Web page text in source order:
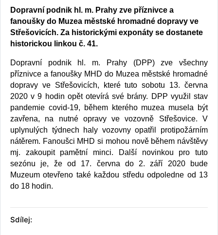
Dopravní podnik hl. m. Prahy zve příznivce a
fanoušky do Muzea městské hromadné dopravy ve
Střešovicích. Za historickými exponáty se dostanete
historickou linkou č. 41.
Dopravní podnik hl. m. Prahy (DPP) zve všechny
příznivce a fanoušky MHD do Muzea městské hromadné
dopravy ve Střešovicích, které tuto sobotu 13. června
2020 v 9 hodin opět otevírá své brány. DPP využil stav
pandemie covid-19, během kterého muzea musela být
zavřena, na nutné opravy ve vozovně Střešovice. V
uplynulých týdnech haly vozovny opatřil protipožárním
nátěrem. Fanoušci MHD si mohou nově během návštěvy
mj. zakoupit pamětní minci. Další novinkou pro tuto
sezónu je, že od 17. června do 2. září 2020 bude
Muzeum otevřeno také každou středu odpoledne od 13
do 18 hodin.
Sdílej: